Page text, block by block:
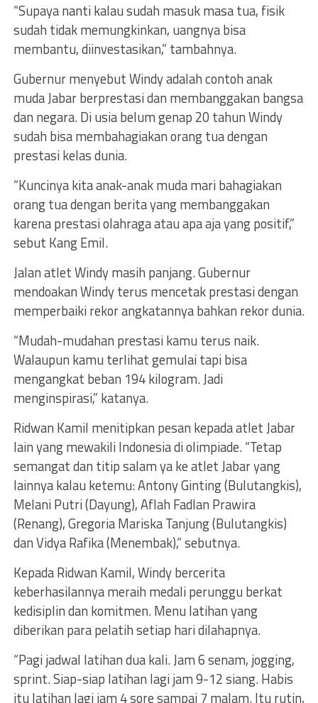
“Supaya nanti kalau sudah masuk masa tua, fisik
sudah tidak memungkinkan, uangnya bisa
membantu, diinvestasikan,” tambahnya.
Gubernur menyebut Windy adalah contoh anak
muda Jabar berprestasi dan membanggakan bangsa
dan negara. Di usia belum genap 20 tahun Windy
sudah bisa membahagiakan orang tua dengan
prestasi kelas dunia.
“Kuncinya kita anak-anak muda mari bahagiakan
orang tua dengan berita yang membanggakan
karena prestasi olahraga atau apa aja yang positif,”
sebut Kang Emil.
Jalan atlet Windy masih panjang. Gubernur
mendoakan Windy terus mencetak prestasi dengan
memperbaiki rekor angkatannya bahkan rekor dunia.
“Mudah-mudahan prestasi kamu terus naik.
Walaupun kamu terlihat gemulai tapi bisa
mengangkat beban 194 kilogram. Jadi
menginspirasi,” katanya.
Ridwan Kamil menitipkan pesan kepada atlet Jabar
lain yang mewakili Indonesia di olimpiade. “Tetap
semangat dan titip salam ya ke atlet Jabar yang
lainnya kalau ketemu: Antony Ginting (Bulutangkis),
Melani Putri (Dayung), Aflah Fadlan Prawira
(Renang), Gregoria Mariska Tanjung (Bulutangkis)
dan Vidya Rafika (Menembak),” sebutnya.
Kepada Ridwan Kamil, Windy bercerita
keberhasilannya meraih medali perunggu berkat
kedisiplin dan komitmen. Menu latihan yang
diberikan para pelatih setiap hari dilahapnya.
“Pagi jadwal latihan dua kali. Jam 6 senam, jogging,
sprint. Siap-siap latihan lagi jam 9-12 siang. Habis
itu latihan lagi jam 4 sore sampai 7 malam. Itu rutin,